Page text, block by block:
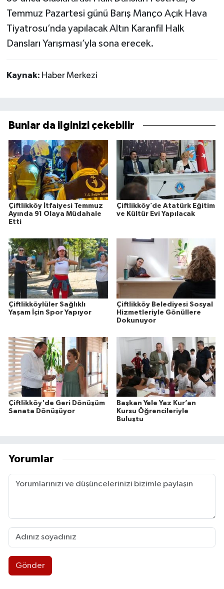
Temmuz Pazartesi günü Barış Manço Açık Hava
Tiyatrosu’nda yapılacak Altın Karanfil Halk
Dansları Yarışması’yla sona erecek.
Kaynak: Haber Merkezi
Bunlar da ilginizi çekebilir
Çiftlikköy İtfaiyesi Temmuz
Ayında 91 Olaya Müdahale
Etti
Çiftlikköy’de Atatürk Eğitim
ve Kültür Evi Yapılacak
Çiftlikköylüler Sağlıklı
Yaşam İçin Spor Yapıyor
Çiftlikköy Belediyesi Sosyal
Hizmetleriyle Gönüllere
Dokunuyor
Çiftlikköy'de Geri Dönüşüm
Sanata Dönüşüyor
Başkan Yele Yaz Kur’an
Kursu Öğrencileriyle
Buluştu
Yorumlar
Gönder